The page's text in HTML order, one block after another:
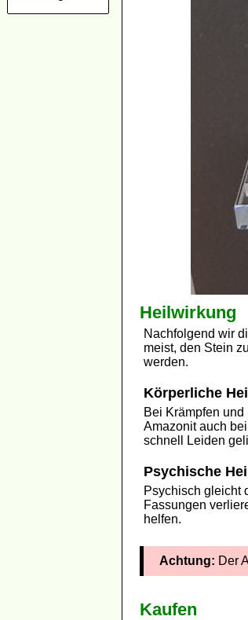
Heilwirkung
Nachfolgend wir
meist, den Stein
werden.
Körperliche
Bei Krämpfen
Amazonit auch
schnell Leiden
Psychische
Psychisch gleicht
Fassungen
helfen.
Achtung: Der
Kaufen